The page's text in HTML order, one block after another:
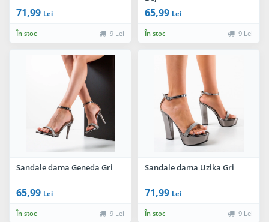
71,99 Lei
În stoc 9 Lei
65,99 Lei
În stoc 9 Lei
Sandale dama Geneda Gri
65,99 Lei
În stoc 9 Lei
Sandale dama Uzika Gri
71,99 Lei
În stoc 9 Lei